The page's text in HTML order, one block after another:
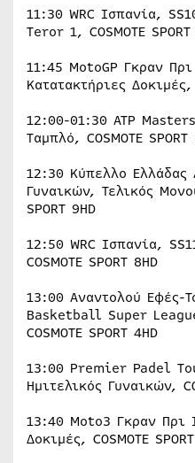
11:30 WRC Ισπανία,
Teror 1, COSMOTE SPORT
11:45 MotoGP Γκραν
Κατατακτήριες Δοκιμές,
12:00-01:30 ATP
Ταμπλό, COSMOTE SPORT
12:30 Κύπελλο Ελλάδας
Γυναικών, Τελικός
SPORT 9HD
12:50 WRC Ισπανία,
COSMOTE SPORT 8HD
13:00 Αναντολού Εφές-
Basketball Super
COSMOTE SPORT 4HD
13:00 Premier Padel
Ημιτελικός Γυναικών,
13:40 Moto3 Γκραν Πρι
Δοκιμές, COSMOTE